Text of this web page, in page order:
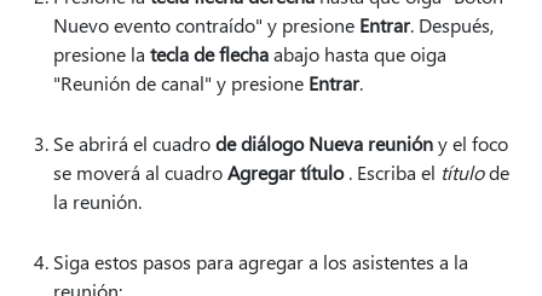
Nuevo evento contraído" y presione Entrar. Después,
presione la tecla de flechaabajo hasta que oiga
"Reunión de canal" y presione Entrar.
Se abrirá el cuadrode diálogo Nueva reunióny el foco
se moverá al cuadroAgregar título. Escriba el títulode
la reunión.
Siga estos pasos para agregar a los asistentes a la
reunión: